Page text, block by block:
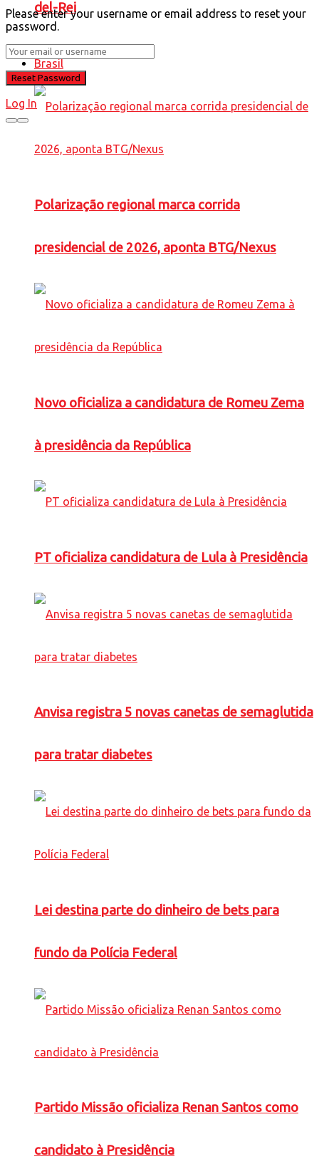
del-Rei
Brasil
Polarização regional marca corrida
presidencial de 2026, aponta BTG/Nexus
Novo oficializa a candidatura de Romeu Zema
à presidência da República
PT oficializa candidatura de Lula à Presidência
Anvisa registra 5 novas canetas de semaglutida
para tratar diabetes
Lei destina parte do dinheiro de bets para
fundo da Polícia Federal
Partido Missão oficializa Renan Santos como
candidato à Presidência
Please enter your username or email address to reset your
password.
Log In